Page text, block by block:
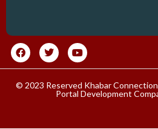
© 2023 Reserved Khabar
Portal Development